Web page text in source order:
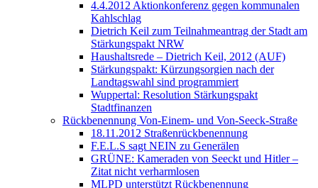
4.4.2012 Aktionkonferenz gegen kommunalen
Kahlschlag
Dietrich Keil zum Teilnahmeantrag der Stadt am
Stärkungspakt NRW
Haushaltsrede – Dietrich Keil, 2012 (AUF)
Stärkungspakt: Kürzungsorgien nach der
Landtagswahl sind programmiert
Wuppertal: Resolution Stärkungspakt
Stadtfinanzen
Rückbenennung Von-Einem- und Von-Seeck-Straße
18.11.2012 Straßenrückbenennung
F.E.L.S sagt NEIN zu Generälen
GRÜNE: Kameraden von Seeckt und Hitler –
Zitat nicht verharmlosen
MLPD unterstützt Rückbenennung